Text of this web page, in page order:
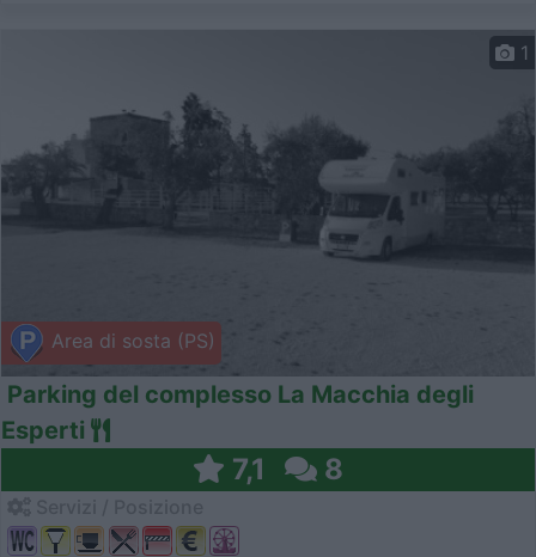
Area di sosta (PS)
1
Parking del complesso La Macchia degli
Esperti
7,1 8